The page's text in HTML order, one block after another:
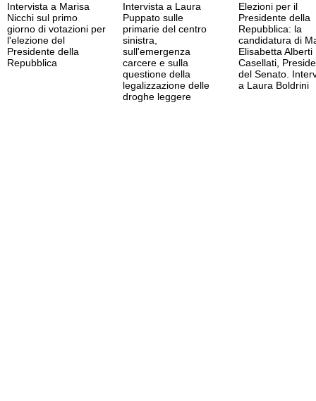
Intervista a Marisa
Nicchi sul primo
giorno di votazioni per
l'elezione del
Presidente della
Repubblica
Intervista a Laura
Puppato sulle
primarie del centro
sinistra,
sull'emergenza
carcere e sulla
questione della
legalizzazione delle
droghe leggere
Elezioni per il
Presidente della
Repubblica: la
candidatura di
Elisabetta Alberti
Casellati,
del Senato.
a Laura Boldrini